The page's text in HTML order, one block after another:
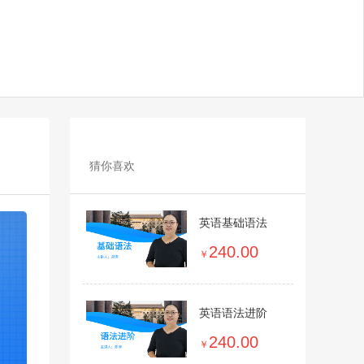
猜你喜欢
英语基础语法
￥ 240.00
英语语法进阶
￥ 240.00